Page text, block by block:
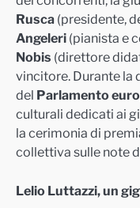
Rusca (presidente,
Angeleri (pianista e
Nobis (direttore
vincitore. Durante la
del Parlamento
culturali dedicati ai
la cerimonia di
collettiva sulle note
Lelio Luttazzi, un